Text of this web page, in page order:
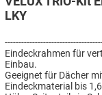
LKY
Eindeckrahmen für
Einbau.
Geeignet für Dächer
Eindeckmaterial bis